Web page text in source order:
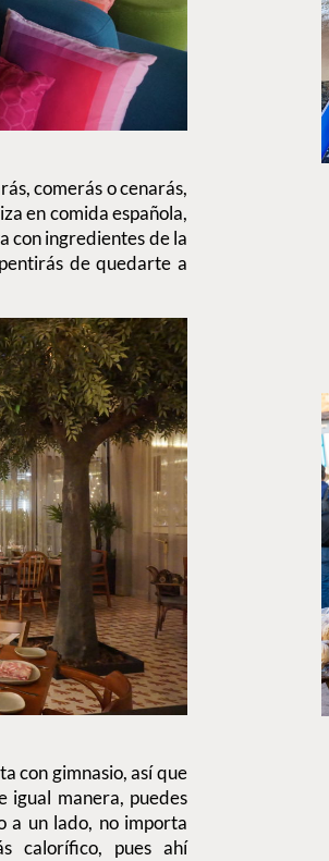
comerás o cenarás,
en comida española,
con ingredientes de la
de quedarte a
con gimnasio, así que
igual manera, puedes
a un lado, no importa
calorífico, pues ahí